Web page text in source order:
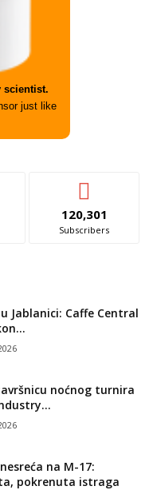
scientist.
just like
120,301
Subscribers
Jablanici: Caffe Central
noćnog turnira
na M-17:
pokrenuta istraga